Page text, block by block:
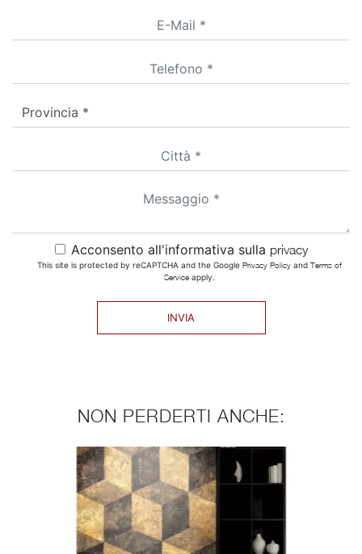
Acconsento all'informativa sulla privacy
This site is protected by reCAPTCHA and the Google Privacy Policyand Terms of
Serviceapply.
INVIA
NON PERDERTI ANCHE: